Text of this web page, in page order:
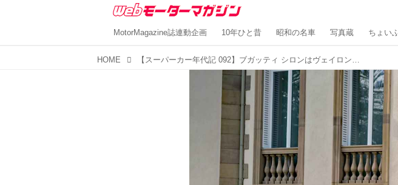
MotorMagazine誌連動企画 10年ひと昔 昭和の名車 写真蔵 ちょい
HOME 【スーパーカー年代記 092】ブガッティ シロンはヴェイロンの後継として500台限定生産される3億円カー